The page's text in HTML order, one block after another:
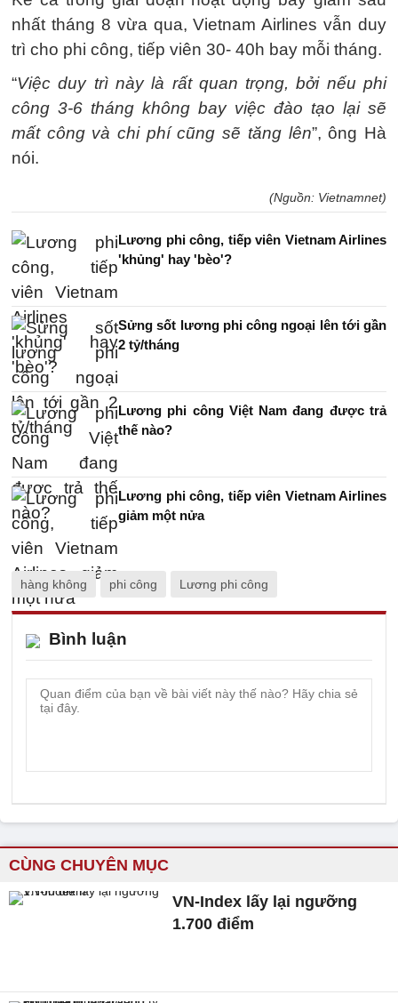
nhất tháng 8 vừa qua, Vietnam Airlines vẫn duy
trì cho phi công, tiếp viên 30- 40h bay mỗi tháng.
“Việc duy trì này là rất quan trọng, bởi nếu phi
công 3-6 tháng không bay việc đào tạo lại sẽ
mất công và chi phí cũng sẽ tăng lên”, ông Hà
nói.
(Nguồn: Vietnamnet)
Lương phi công, tiếp viên Vietnam Airlines
'khủng' hay 'bèo'?
Sửng sốt lương phi công ngoại lên tới gần
2 tỷ/tháng
Lương phi công Việt Nam đang được trả
thế nào?
Lương phi công, tiếp viên Vietnam Airlines
giảm một nửa
hàng không phi công Lương phi công
Bình luận
CÙNG CHUYÊN MỤC
VN-Index lấy lại ngưỡng
1.700 điểm